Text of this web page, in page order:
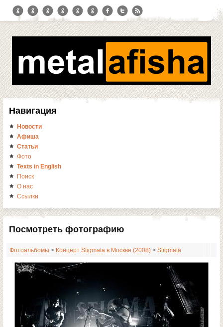
Навигация
Новости
Афиша
Статьи
Фото
Texts in English
Поиск
О нас
Ссылки
Посмотреть фотографию
Фотоальбомы > Концерт Stigmata в Москве (2008) > Stigmata